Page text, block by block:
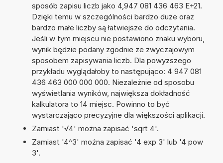
sposób zapisu liczb jako 4,947 081 436 463 E+21.
Dzięki temu w szczególności bardzo duże oraz
bardzo małe liczby są łatwiejsze do odczytania.
Jeśli w tym miejscu nie postawiono znaku wyboru,
wynik będzie podany zgodnie ze zwyczajowym
sposobem zapisywania liczb. Dla powyższego
przykładu wyglądałoby to następująco: 4 947 081
436 463 000 000 000. Niezależnie od sposobu
wyświetlania wyników, największa dokładność
kalkulatora to 14 miejsc. Powinno to być
wystarczająco precyzyjne dla większości aplikacji.
Zamiast '√4' można zapisać 'sqrt 4'.
Zamiast '4^3' można zapisać '4 exp 3' lub '4 pow
3'.